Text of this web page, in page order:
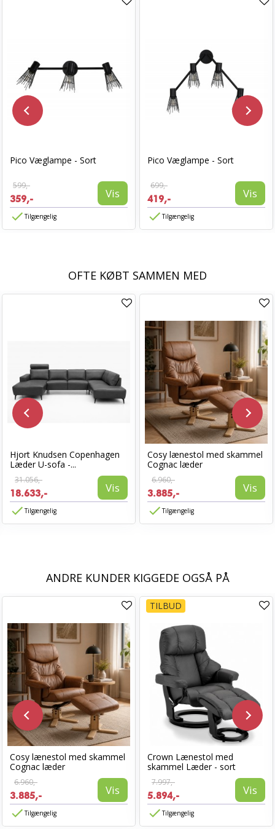
Pico Væglampe - Sort
599,-
359,- Vis
Tilgængelig
Pico Væglampe - Sort
699,-
419,- Vis
Tilgængelig
OFTE KØBT SAMMEN MED
Hjort Knudsen Copenhagen
Læder U-sofa -...
31.056,-
18.633,- Vis
Tilgængelig
Cosy lænestol med skammel
Cognac læder
6.960,-
3.885,- Vis
Tilgængelig
ANDRE KUNDER KIGGEDE OGSÅ PÅ
Cosy lænestol med skammel
Cognac læder
6.960,-
3.885,- Vis
Tilgængelig
TILBUD
Crown Lænestol med
skammel Læder - sort
7.997,-
5.894,- Vis
Tilgængelig